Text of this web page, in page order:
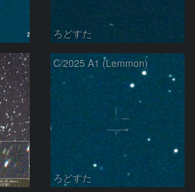
ろどすた
C/2025 A1 (Lemmon)
ろどすた